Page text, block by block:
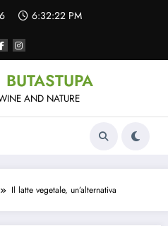
6:32:23 PM
AND NATURE
Il latte vegetale, un’alternativa